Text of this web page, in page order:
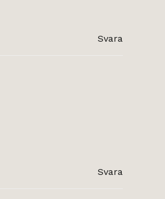
Svara
Svara